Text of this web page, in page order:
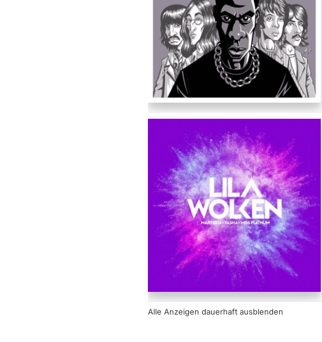
Alle Anzeigen dauerhaftausblenden